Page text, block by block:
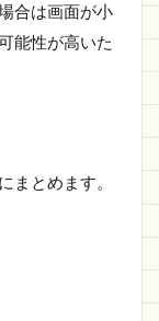
合は画面が小
能性が高いた
まとめます。